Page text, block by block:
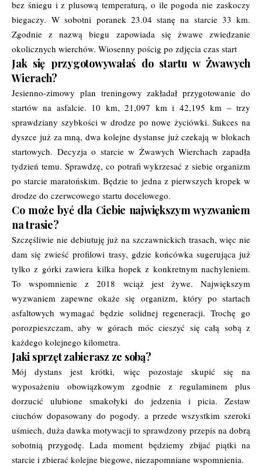
bez śniegu i z plusową temperaturą, o ile pogoda nie zaskoczy
biegaczy. W sobotni poranek 23.04 stanę na starcie 33 km.
Zgodnie z nazwą biegu zapowiada się żwawe zwiedzanie
okolicznych wierchów. Wiosenny pościg po zdjęcia czas start
Jak się przygotowywałaś do startu w Żwawych
Wierach?
Jesienno-zimowy plan treningowy zakładał przygotowanie do
startów na asfalcie. 10 km, 21,097 km i 42,195 km – trzy
sprawdziany szybkości w drodze po nowe życiówki. Sukces na
dyszce już za mną, dwa kolejne dystanse już czekają w blokach
startowych. Decyzja o starcie w Żwawych Wierchach zapadła
tydzień temu. Sprawdzę, co potrafi wykrzesać z siebie organizm
po starcie maratońskim. Będzie to jedna z pierwszych kropek w
drodze do czerwcowego startu docelowego.
Co może być dla Ciebie największym wyzwaniem
na trasie?
Szczęśliwie nie debiutuję już na szczawnickich trasach, więc nie
dam się zwieść profilowi trasy, gdzie końcówka sugerująca już
tylko z górki zawiera kilka hopek z konkretnym nachyleniem.
To wspomnienie z 2018 wciąż jest żywe. Największym
wyzwaniem zapewne okaże się organizm, który po startach
asfaltowych wymagać będzie solidnej regeneracji. Trochę go
porozpieszczam, aby w górach móc cieszyć się całą sobą z
każdego kolejnego kilometra.
Jaki sprzęt zabierasz ze sobą?
Mój dystans jest krótki, więc pozostaje skupić się na
wyposażeniu obowiązkowym zgodnie z regulaminem plus
dorzucić ulubione smakołyki do jedzenia i picia. Zestaw
ciuchów dopasowany do pogody. a przede wszystkim szeroki
uśmiech, duża dawka motywacji to sprawdzony przepis na dobrą
sobotnią przygodę. Lada moment będziemy zbijać piątki na
starcie i zbierać kolejne biegowe, niezapomniane wspomnienia.